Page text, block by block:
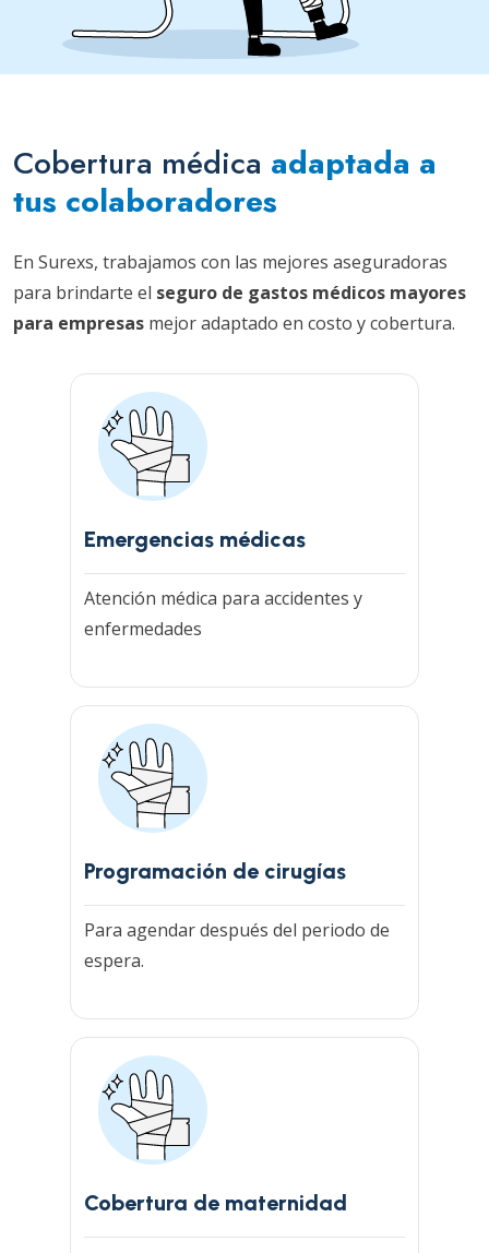
Cobertura médica adaptada a
tus colaboradores
En Surexs, trabajamos con las mejores aseguradoras
para brindarte el seguro de gastos médicos mayores
para empresas mejor adaptado en costo y cobertura.
Emergencias médicas
Atención médica para accidentes y
enfermedades
Programación de cirugías
Para agendar después del periodo de
espera.
Cobertura de maternidad